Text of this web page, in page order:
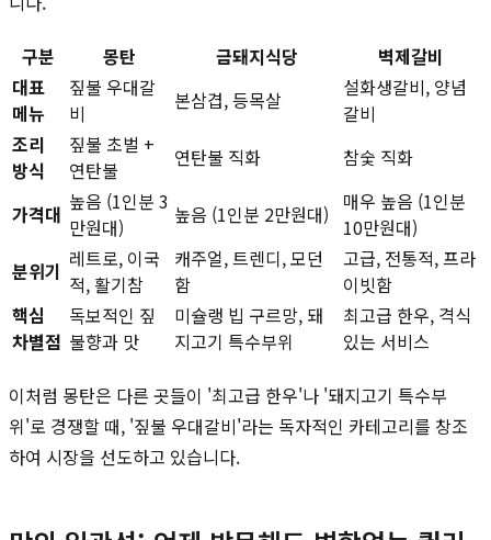
구분 몽탄 금돼지식당
벽제갈비
대표
메뉴
짚불 우대갈
비
본삼겹, 등목살
설화생갈비, 양념
갈비
조리
방식
짚불 초벌 +
연탄불
연탄불 직화 참숯 직화
가격대 높음 (1인분 3
만원대)
높음 (1인분 2만원대)
매우 높음 (1인분
10만원대)
분위기 레트로, 이국
적, 활기참
캐주얼, 트렌디, 모던
함
고급, 전통적, 프라
이빗함
핵심
차별점
독보적인 짚
불향과 맛
미슐랭 빕 구르망, 돼
지고기 특수부위
최고급 한우, 격식
있는 서비스
이처럼 몽탄은 다른 곳들이 '최고급 한우'나 '돼지고기 특수부
위'로 경쟁할 때, '짚불 우대갈비'라는 독자적인 카테고리를 창조
하여 시장을 선도하고 있습니다.